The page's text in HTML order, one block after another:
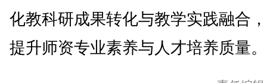
化教科研成果转化与教学实践融合
提升师资专业素养与人才培养质量